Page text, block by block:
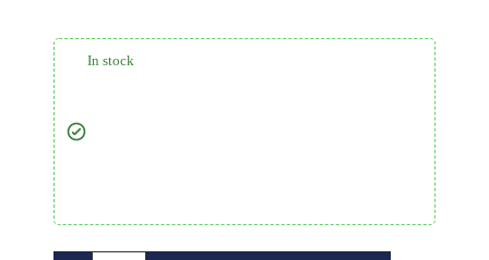
In stock